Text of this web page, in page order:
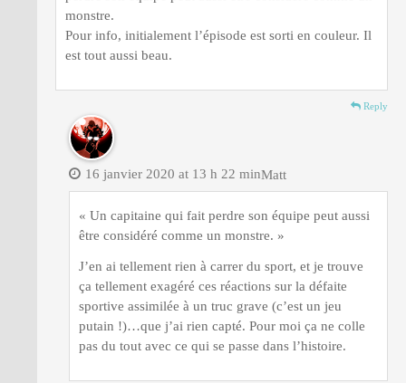
monstre.
Pour info, initialement l’épisode est sorti en couleur. Il
est tout aussi beau.
Reply
Matt
16 janvier 2020 at 13 h 22 min
« Un capitaine qui fait perdre son équipe peut aussi
être considéré comme un monstre. »
J’en ai tellement rien à carrer du sport, et je trouve
ça tellement exagéré ces réactions sur la défaite
sportive assimilée à un truc grave (c’est un jeu
putain !)…que j’ai rien capté. Pour moi ça ne colle
pas du tout avec ce qui se passe dans l’histoire.